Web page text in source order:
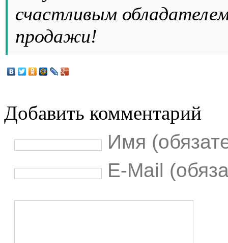
счастливым
продажи!
Добавить комментарий
Имя
E-Mail